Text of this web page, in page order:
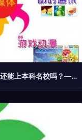
美术联考成绩不理想怎么办？还能上本科名校吗？——数字广告制作或成新出路